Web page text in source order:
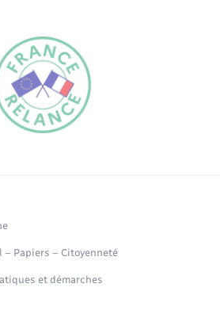
Traduction du
EN
– Papiers – Citoyenneté
et démarches